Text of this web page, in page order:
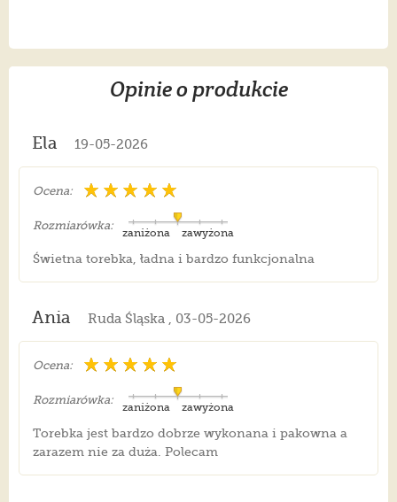
Opinie o produkcie
Ela 19-05-2026
Ocena:
Rozmiarówka:
zawyżona
zaniżona
Świetna torebka, ładna i bardzo funkcjonalna
Ania Ruda Śląska , 03-05-2026
Ocena:
Rozmiarówka:
zawyżona
zaniżona
Torebka jest bardzo dobrze wykonana i pakowna a
zarazem nie za duża. Polecam